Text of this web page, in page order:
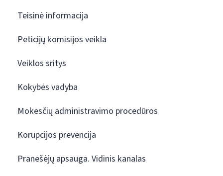
Teisinė informacija
Peticijų komisijos veikla
Veiklos sritys
Kokybės vadyba
Mokesčių administravimo procedūros
Korupcijos prevencija
Pranešėjų apsauga. Vidinis kanalas